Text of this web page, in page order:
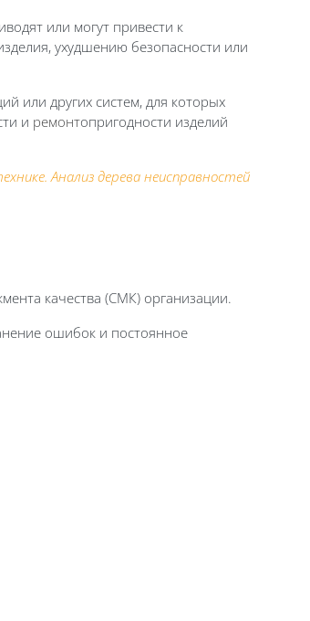
или могут привести к
ухудшению безопасности или
или других систем, для которых
и ремонтопригодности изделий
Анализ дерева неисправностей
качества (СМК) организации.
ошибок и постоянное